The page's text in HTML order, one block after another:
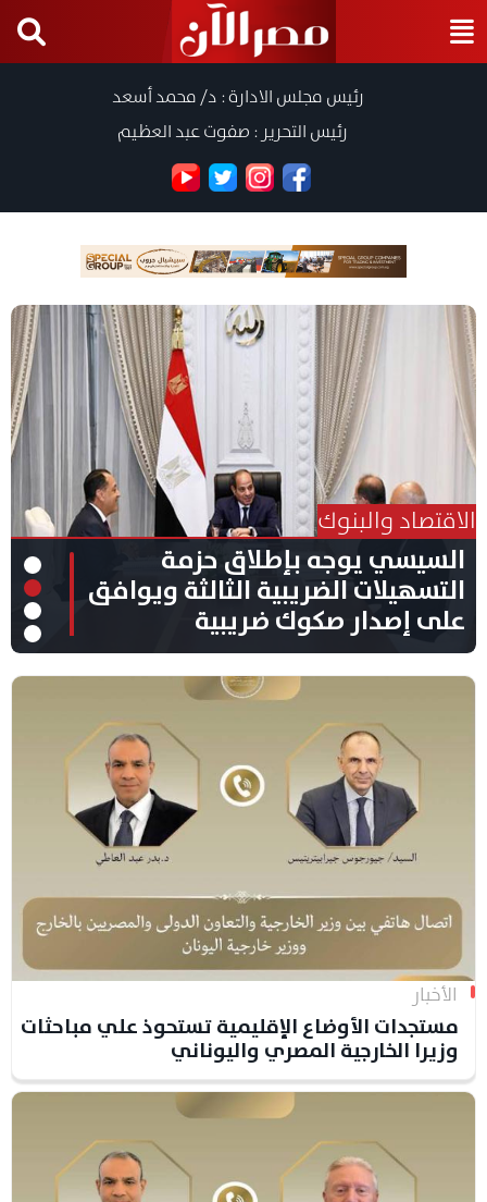
رئيس مجلس الادارة : د/ محمد أسعد
رئيس التحرير : صفوت عبد العظيم
الاقتصاد والبنوك
السيسي يوجه بإطلاق حزمة
التسهيلات الضريبية الثالثة ويوافق
على إصدار صكوك ضريبية
الأخبار
مستجدات الأوضاع الإقليمية تستحوذ علي مباحثات
وزيرا الخارجية المصري واليوناني